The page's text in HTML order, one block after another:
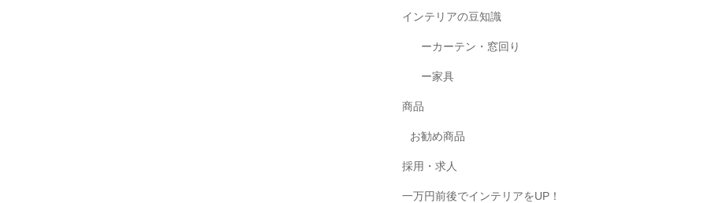
インテリアの豆知識
ーカーテン・窓回り
ー家具
商品
お勧め商品
採用・求人
一万円前後でインテリアをUP！